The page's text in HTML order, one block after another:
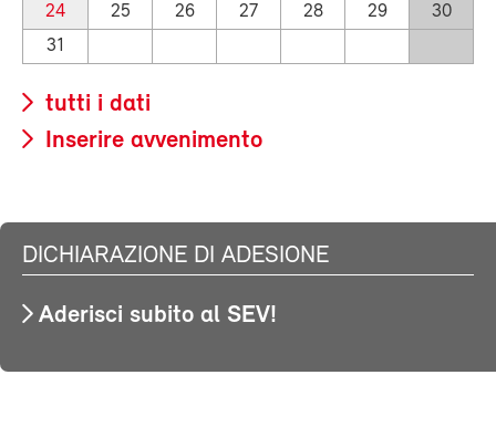
24
25 26 27 28 29
30
31
tutti i dati
Inserire avvenimento
DICHIARAZIONE DI ADESIONE
Aderisci subito al SEV!